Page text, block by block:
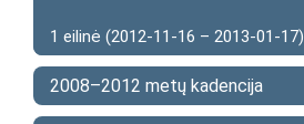
1 eilinė (2012-11-16 – 2013-01-17)
2008–2012 metų kadencija